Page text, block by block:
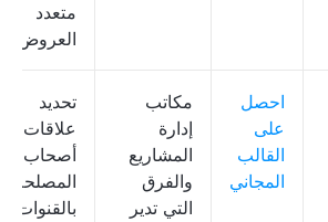
متعدد
العروض
احصل
على
القالب
المجاني
مكاتب
إدارة
المشاريع
والفرق
التي تدير
تحديد
علاقات
أصحاب
المصلحة
بالقنوات،